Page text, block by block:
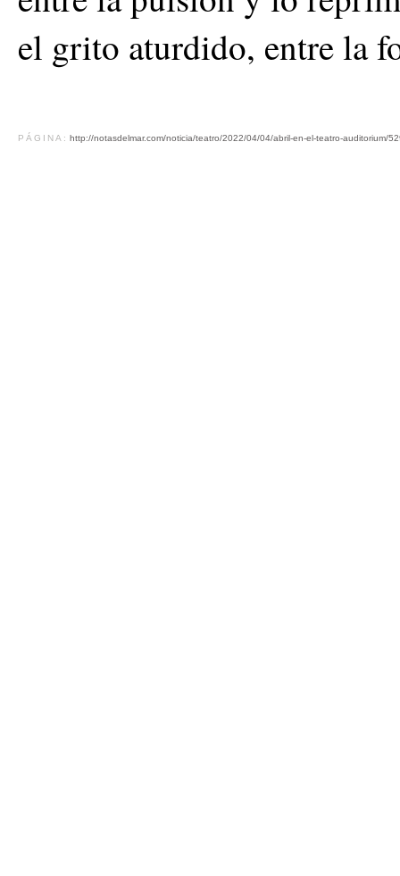
el grito aturdido, entre la
PÁGINA: http://notasdelmar.com/noticia/teatro/2022/04/04/abril-en-el-teatro-auditorium/